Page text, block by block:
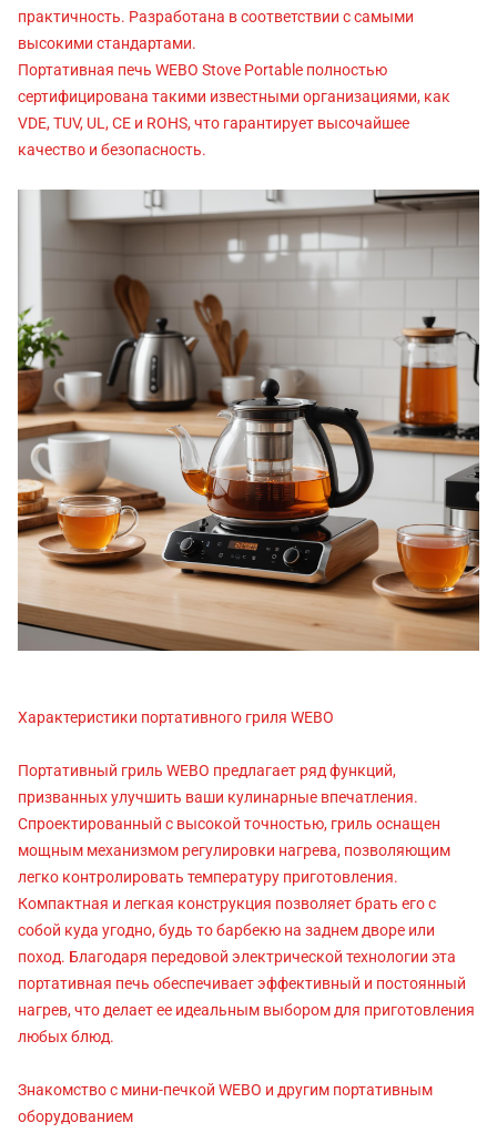
практичность. Разработана в соответствии с самыми
высокими стандартами.
Портативная печь WEBO Stove Portable полностью
сертифицирована такими известными организациями, как
VDE, TUV, UL, CE и ROHS, что гарантирует высочайшее
качество и безопасность.
Характеристики портативного гриля WEBO
Портативный гриль WEBO предлагает ряд функций,
призванных улучшить ваши кулинарные впечатления.
Спроектированный с высокой точностью, гриль оснащен
мощным механизмом регулировки нагрева, позволяющим
легко контролировать температуру приготовления.
Компактная и легкая конструкция позволяет брать его с
собой куда угодно, будь то барбекю на заднем дворе или
поход. Благодаря передовой электрической технологии эта
портативная печь обеспечивает эффективный и постоянный
нагрев, что делает ее идеальным выбором для приготовления
любых блюд.
Знакомство с мини-печкой WEBO и другим портативным
оборудованием